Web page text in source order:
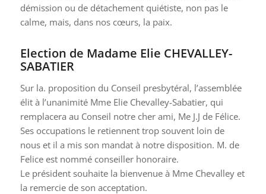
démission ou de détachement quiétiste, non pas le
calme, mais, dans nos cœurs, la paix.
Election de Madame Elie CHEVALLEY-
SABATIER
Sur la. proposition du Conseil presbytéral, l’assemblée
élit à l’unanimité Mme Elie Chevalley-Sabatier, qui
remplacera au Conseil notre cher ami, Me J.J de Félice.
Ses occupations le retiennent trop souvent loin de
nous et il a mis son mandat à notre disposition. M. de
Felice est nommé conseiller honoraire.
Le président souhaite la bienvenue à Mme Chevalley et
la remercie de son acceptation.